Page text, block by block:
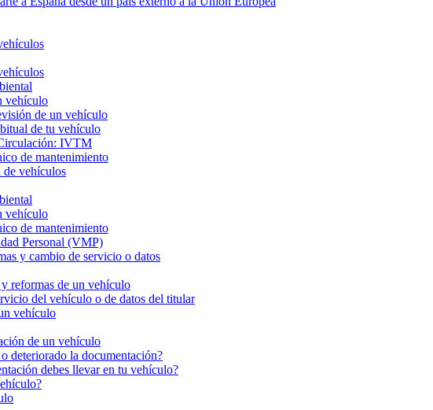
vehículo
de un vehículo
de tu vehículo
IVTM
de mantenimiento
vehículos
vehículo
de mantenimiento
Personal (VMP)
y cambio de servicio o datos
reformas de un vehículo
del vehículo o de datos del titular
vehículo
de un vehículo
deteriorado la documentación?
debes llevar en tu vehículo?